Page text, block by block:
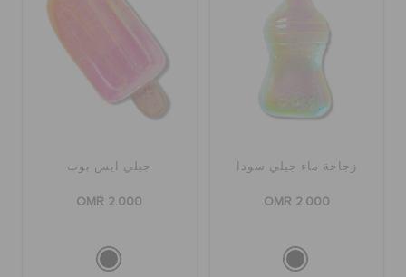
زجاجة ماء جيلي سودا
OMR 2.000
جيلي آيس بوب
OMR 2.000